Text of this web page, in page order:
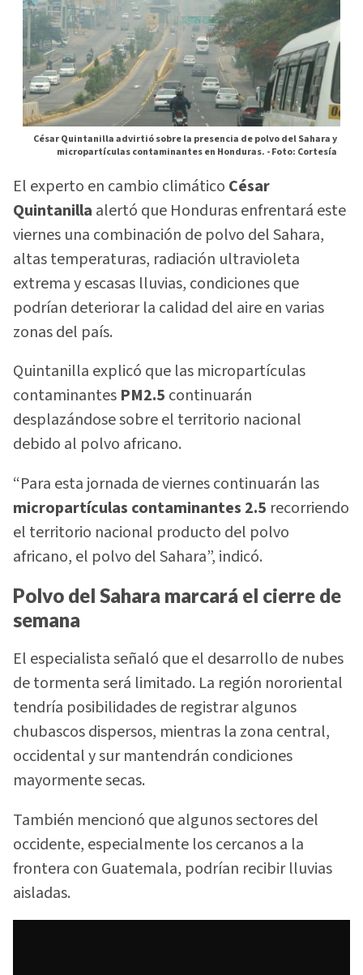
César Quintanilla advirtió sobre la presencia de polvo del Sahara y
micropartículas contaminantes en Honduras. -Foto: Cortesía
El experto en cambio climático César
Quintanilla alertó que Honduras enfrentará este
viernes una combinación de polvo del Sahara,
altas temperaturas, radiación ultravioleta
extrema y escasas lluvias, condiciones que
podrían deteriorar la calidad del aire en varias
zonas del país.
Quintanilla explicó que las micropartículas
contaminantes PM2.5 continuarán
desplazándose sobre el territorio nacional
debido al polvo africano.
“Para esta jornada de viernes continuarán las
micropartículas contaminantes 2.5 recorriendo
el territorio nacional producto del polvo
africano, el polvo del Sahara”, indicó.
Polvo del Sahara marcará el cierre de
semana
El especialista señaló que el desarrollo de nubes
de tormenta será limitado. La región nororiental
tendría posibilidades de registrar algunos
chubascos dispersos, mientras la zona central,
occidental y sur mantendrán condiciones
mayormente secas.
También mencionó que algunos sectores del
occidente, especialmente los cercanos a la
frontera con Guatemala, podrían recibir lluvias
aisladas.